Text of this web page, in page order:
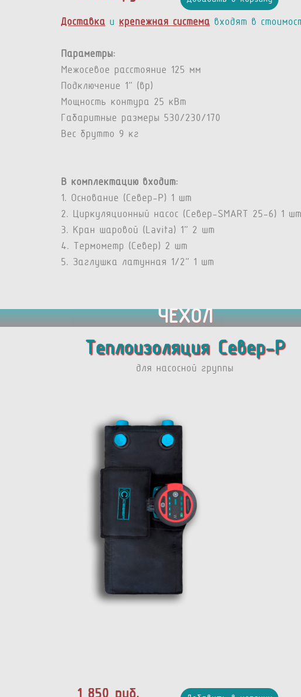
Доставка и крепежная система входят в
Параметры:
Межосевое расстояние 125 мм
Подключение 1” (вр)
Мощность контура 25 кВт
Габаритные размеры 530/230/170
Вес брутто 9 кг
В комплектацию входит:
1. Основание (Север-P) 1 шт
2. Циркуляционный насос (Север-SMART 25-6) 1
3. Кран шаровой (Lavita) 1” 2 шт
4. Термометр (Север) 2 шт
5. Заглушка латунная 1/2” 1 шт
ЧЕХОЛ
Теплоизоляция Север-Р
для насосной группы